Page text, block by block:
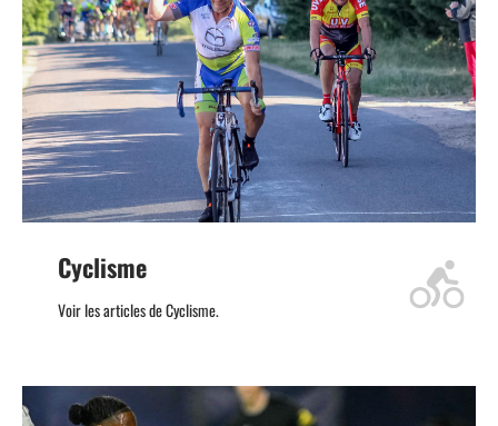
Cyclisme
Voir les articles de Cyclisme.